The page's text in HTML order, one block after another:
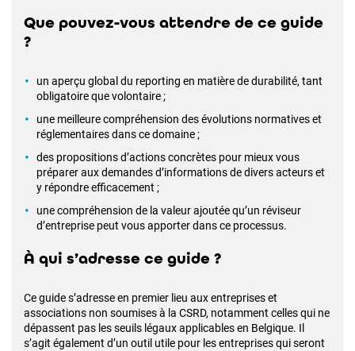
Que pouvez-vous attendre de ce guide
?
un aperçu global du reporting en matière de durabilité, tant
obligatoire que volontaire ;
une meilleure compréhension des évolutions normatives et
réglementaires dans ce domaine ;
des propositions d’actions concrètes pour mieux vous
préparer aux demandes d’informations de divers acteurs et
y répondre efficacement ;
une compréhension de la valeur ajoutée qu’un réviseur
d’entreprise peut vous apporter dans ce processus.
À qui s’adresse ce guide ?
Ce guide s’adresse en premier lieu aux entreprises et
associations non soumises à la CSRD, notamment celles qui ne
dépassent pas les seuils légaux applicables en Belgique. Il
s’agit également d’un outil utile pour les entreprises qui seront